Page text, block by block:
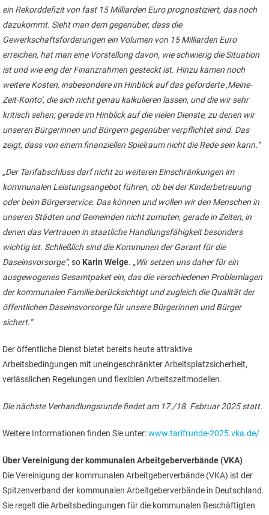
ein Rekorddefizit von fast 15 Milliarden Euro prognostiziert, das noch
dazukommt. Sieht man dem gegenüber, dass die
Gewerkschaftsforderungen ein Volumen von 15 Milliarden Euro
erreichen, hat man eine Vorstellung davon, wie schwierig die Situation
ist und wie eng der Finanzrahmen gesteckt ist. Hinzu kämen noch
weitere Kosten, insbesondere im Hinblick auf das geforderte ‚Meine-
Zeit-Konto‘, die sich nicht genau kalkulieren lassen, und die wir sehr
kritisch sehen; gerade im Hinblick auf die vielen Dienste, zu denen wir
unseren Bürgerinnen und Bürgern gegenüber verpflichtet sind. Das
zeigt, dass von einem finanziellen Spielraum nicht die Rede sein kann.“
„Der Tarifabschluss darf nicht zu weiteren Einschränkungen im
kommunalen Leistungsangebot führen, ob bei der Kinderbetreuung
oder beim Bürgerservice. Das können und wollen wir den Menschen in
unseren Städten und Gemeinden nicht zumuten, gerade in Zeiten, in
denen das Vertrauen in staatliche Handlungsfähigkeit besonders
wichtig ist. Schließlich sind die Kommunen der Garant für die
Daseinsvorsorge“, so Karin Welge. „Wir setzen uns daher für ein
ausgewogenes Gesamtpaket ein, das die verschiedenen Problemlagen
der kommunalen Familie berücksichtigt und zugleich die Qualität der
öffentlichen Daseinsvorsorge für unsere Bürgerinnen und Bürger
sichert.“
Der öffentliche Dienst bietet bereits heute attraktive
Arbeitsbedingungen mit uneingeschränkter Arbeitsplatzsicherheit,
verlässlichen Regelungen und flexiblen Arbeitszeitmodellen.
Die nächste Verhandlungsrunde findet am 17./18. Februar 2025 statt.
Weitere Informationen finden Sie unter:www.tarifrunde-2025.vka.de/
Über Vereinigung der kommunalen Arbeitgeberverbände (VKA)
Die Vereinigung der kommunalen Arbeitgeberverbände (VKA) ist der
Spitzenverband der kommunalen Arbeitgeberverbände in Deutschland.
Sie regelt die Arbeitsbedingungen für die kommunalen Beschäftigten